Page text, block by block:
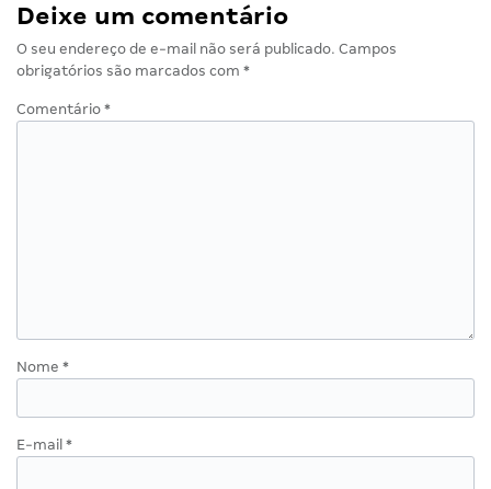
Deixe um comentário
O seu endereço de e-mail não será publicado. Campos
obrigatórios são marcados com *
Comentário *
Nome *
E-mail *